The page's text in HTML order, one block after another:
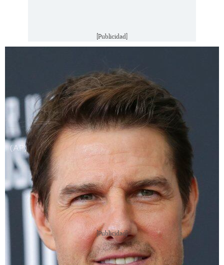
[Publicidad]
(AP)
[Publicidad]